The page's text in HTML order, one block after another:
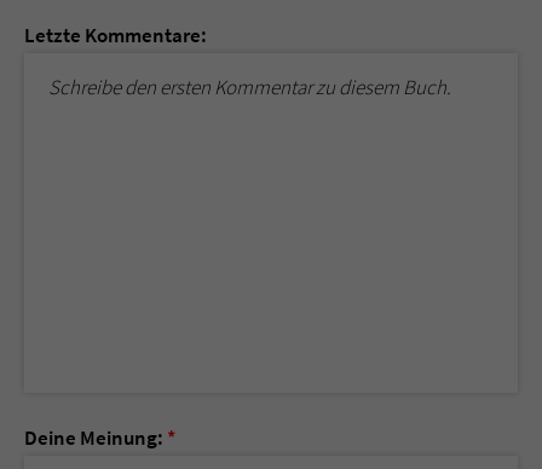
Letzte Kommentare:
Schreibe den ersten Kommentar zu diesem Buch.
Deine Meinung: *